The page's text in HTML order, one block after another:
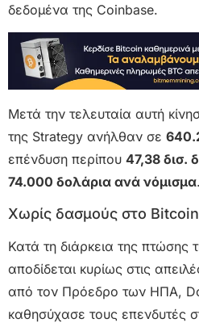
δεδομένα της Coinbase.
Μετά την τελευταία αυτή
της Strategy ανήλθαν σε
επένδυση περίπου 47,38 δισ.
74.000 δολάρια ανά νόμισμα.
Χωρίς δασμούς στο Bitcoin
Κατά τη διάρκεια της
αποδίδεται κυρίως στις
από τον Πρόεδρο των ΗΠΑ,
καθησύχασε τους επενδυτές